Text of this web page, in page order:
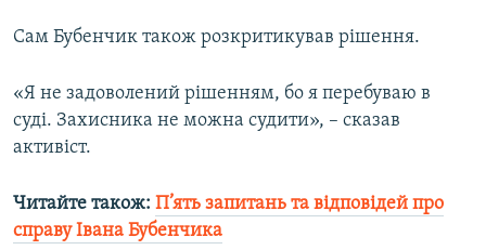
Сам Бубенчик також розкритикував рішення.
«Я не задоволений рішенням, бо я перебуваю в
суді. Захисника не можна судити», – сказав
активіст.
Читайте також: П’ять запитань та відповідей про
справу Івана Бубенчика